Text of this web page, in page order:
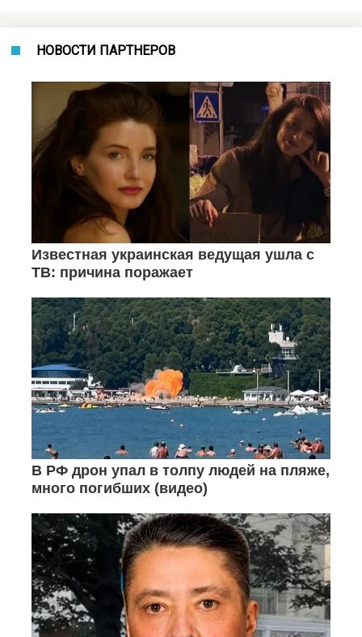
НОВОСТИ ПАРТНЕРОВ